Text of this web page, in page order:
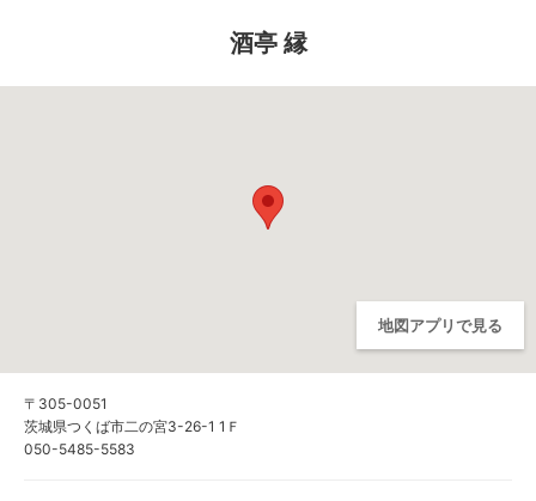
酒亭 縁
地図アプリで見る
〒305-0051
茨城県つくば市二の宮3-26-1 1Ｆ
050-5485-5583